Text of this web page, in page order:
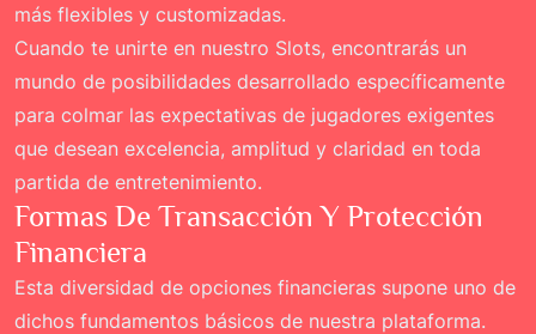
más flexibles y customizadas.
Cuando te unirte en nuestro Slots, encontrarás un
mundo de posibilidades desarrollado específicamente
para colmar las expectativas de jugadores exigentes
que desean excelencia, amplitud y claridad en toda
partida de entretenimiento.
Formas De Transacción Y Protección
Financiera
Esta diversidad de opciones financieras supone uno de
dichos fundamentos básicos de nuestra plataforma.